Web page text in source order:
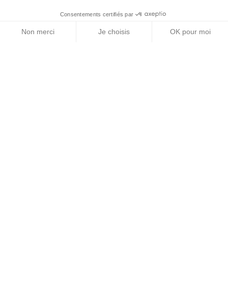
Consentements certifiés par
Non merci Je choisis OK pour moi